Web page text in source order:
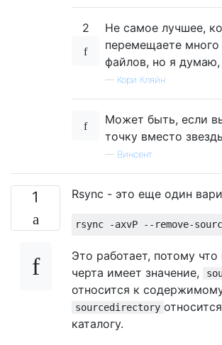
2
Не самое лучшее,
перемещаете
файлов, но я думаю,
— Кори Кляйн
Может быть, если
точку вместо
— Винсент
1 Rsync - это еще один
rsync -axvP -- remove-
Это работает, потому что
черта имеет значение,
относится к
sourcedirectory
каталогу.